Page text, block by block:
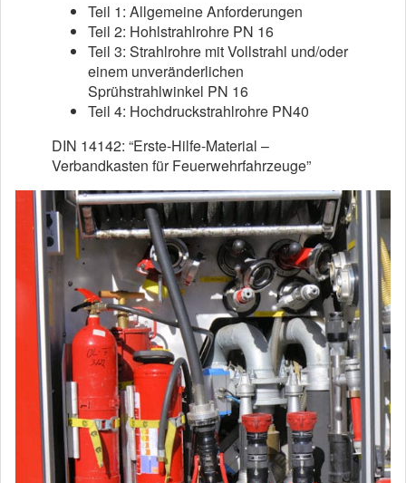
Teil 1: Allgemeine Anforderungen
Teil 2: Hohlstrahlrohre PN 16
Teil 3: Strahlrohre mit Vollstrahl und/oder
einem unveränderlichen
Sprühstrahlwinkel PN 16
Teil 4: Hochdruckstrahlrohre PN40
DIN 14142: “Erste-Hilfe-Material –
Verbandkasten für Feuerwehrfahrzeuge”